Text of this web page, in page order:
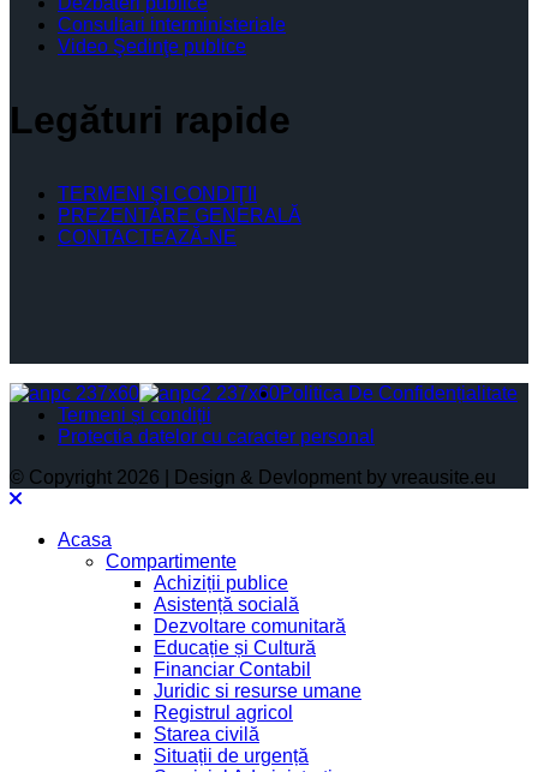
Consultari interministeriale
Video Şedinţe publice
Legături rapide
TERMENI ŞI CONDIŢII
PREZENTARE GENERALĂ
CONTACTEAZĂ-NE
Politica De Confidențialitate
Termeni și condiții
Protectia datelor cu caracter personal
© Copyright 2026 | Design & Devlopment by vreausite.eu
Acasa
Compartimente
Achiziții publice
Asistență socială
Dezvoltare comunitară
Educație și Cultură
Financiar Contabil
Juridic si resurse umane
Registrul agricol
Starea civilă
Situații de urgență